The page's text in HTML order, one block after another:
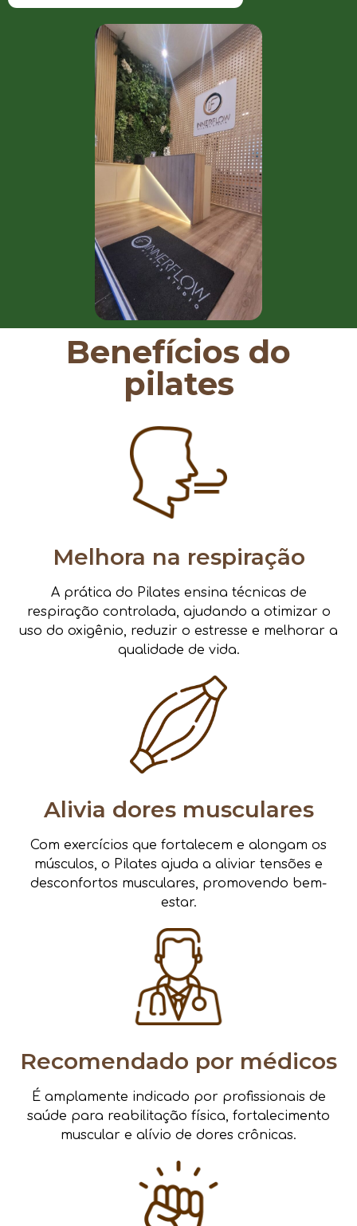
Benefícios do
pilates
Melhora na respiração
A prática do Pilates ensina técnicas de
respiração controlada, ajudando a otimizar o
uso do oxigênio, reduzir o estresse e melhorar a
qualidade de vida.
Alivia dores musculares
Com exercícios que fortalecem e alongam os
músculos, o Pilates ajuda a aliviar tensões e
desconfortos musculares, promovendo bem-
estar.
Recomendado por médicos
É amplamente indicado por profissionais de
saúde para reabilitação física, fortalecimento
muscular e alívio de dores crônicas.